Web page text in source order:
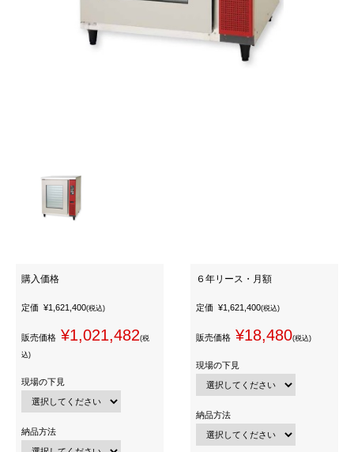
購入価格
定価 ¥1,621,400(税込)
販売価格 ¥1,021,482(税
込)
現場の下見
納品方法
６年リース・月額
定価 ¥1,621,400(税込)
販売価格 ¥18,480(税込)
現場の下見
納品方法